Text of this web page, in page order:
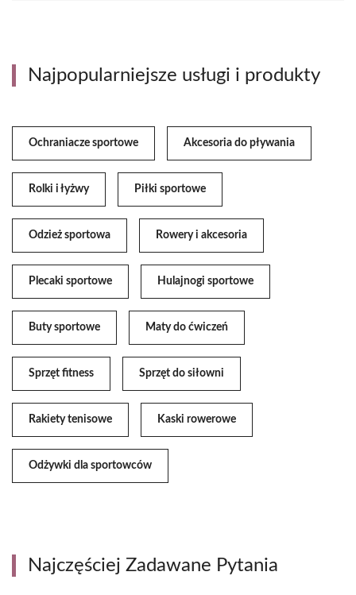
Najpopularniejsze usługi i produkty
Ochraniacze sportowe Akcesoria do pływania
Rolki i łyżwy Piłki sportowe
Odzież sportowa Rowery i akcesoria
Plecaki sportowe Hulajnogi sportowe
Buty sportowe Maty do ćwiczeń
Sprzęt fitness Sprzęt do siłowni
Rakiety tenisowe Kaski rowerowe
Odżywki dla sportowców
Najczęściej Zadawane Pytania